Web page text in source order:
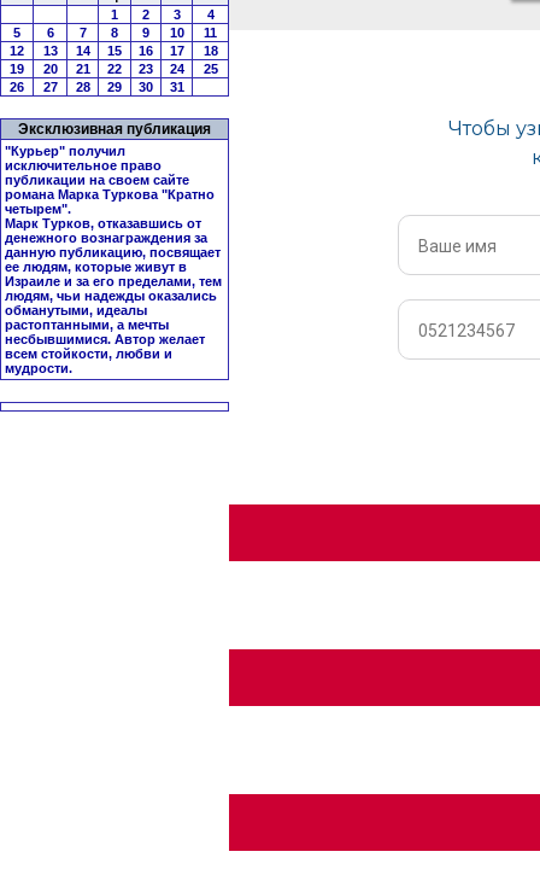
1 2 3
4
5
6 7 8 9 10
11
12
13 14 15 16 17
18
19
20 21 22 23 24
25
26
27 28 29 30 31
Эксклюзивная публикация
"Курьер" получил
исключительное право
публикации на своем сайте
романа Марка Туркова "Кратно
четырем".
Марк Турков, отказавшись от
денежного вознаграждения за
данную публикацию, посвящает
ее людям, которые живут в
Израиле и за его пределами, тем
людям, чьи надежды оказались
обманутыми, идеалы
растоптанными, а мечты
несбывшимися. Автор желает
всем стойкости, любви и
мудрости.